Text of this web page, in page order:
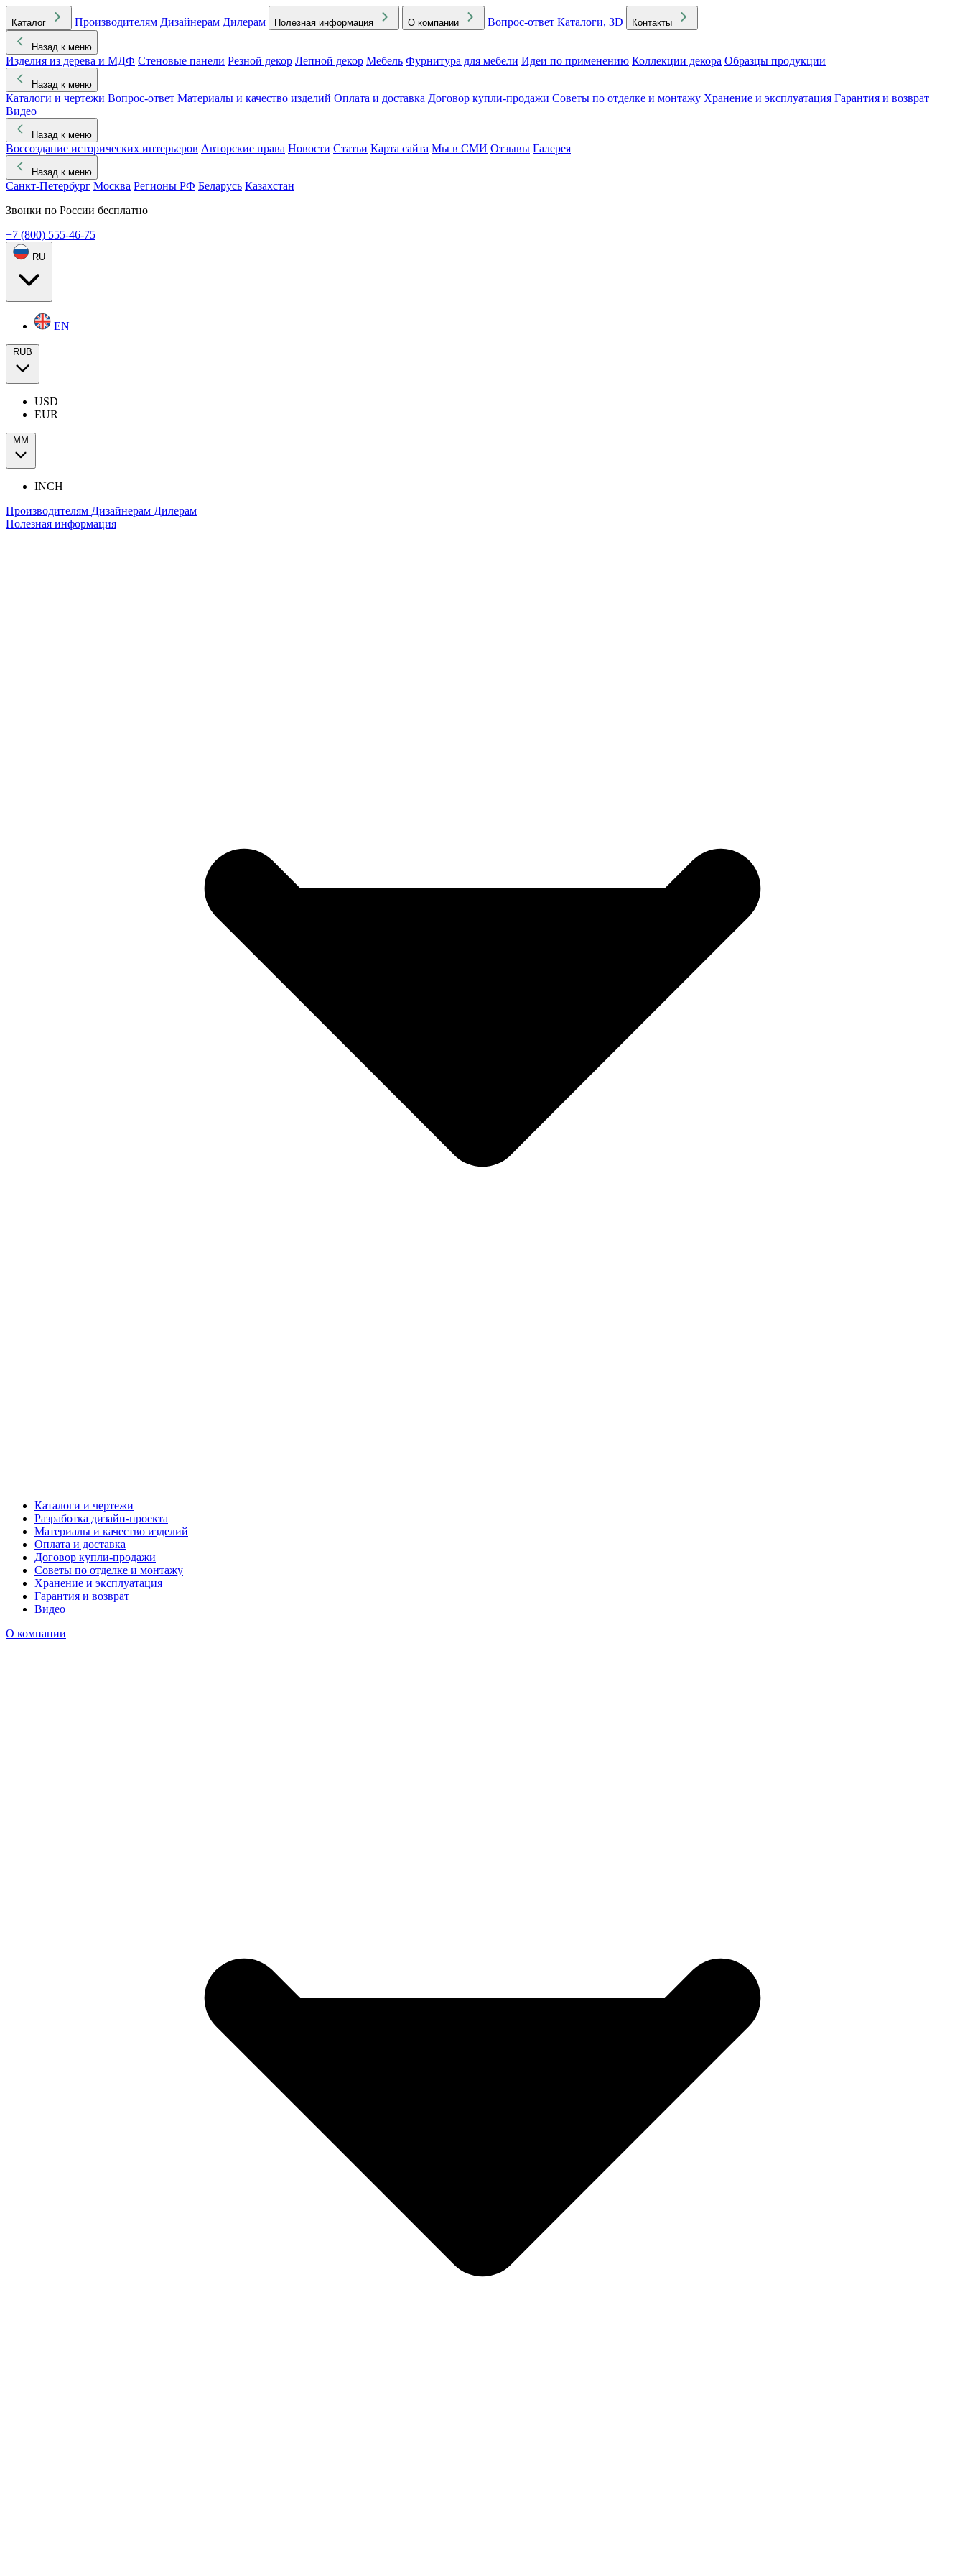
Каталог Производителям Дизайнерам Дилерам Полезная информация О компании Вопрос-ответ Каталоги, 3D Контакты
Назад к меню
Изделия из дерева и МДФ Стеновые панели Резной декор Лепной декор Мебель Фурнитура для мебели Идеи по применению Коллекции декора Образцы продукции
Назад к меню
Каталоги и чертежи Вопрос-ответ Материалы и качество изделий Оплата и доставка Договор купли-продажи Советы по отделке и монтажу Хранение и эксплуатация Гарантия и возврат
Видео
Назад к меню
Воссоздание исторических интерьеров Авторские права Новости Статьи Карта сайта Мы в СМИ Отзывы Галерея
Назад к меню
Санкт-Петербург Москва Регионы РФ Беларусь Казахстан
Звонки по России бесплатно
+7 (800) 555-46-75
RU
EN
RUB
USD
EUR
ММ
INCH
Производителям Дизайнерам Дилерам
Полезная информация
Каталоги и чертежи
Разработка дизайн-проекта
Материалы и качество изделий
Оплата и доставка
Договор купли-продажи
Советы по отделке и монтажу
Хранение и эксплуатация
Гарантия и возврат
Видео
О компании